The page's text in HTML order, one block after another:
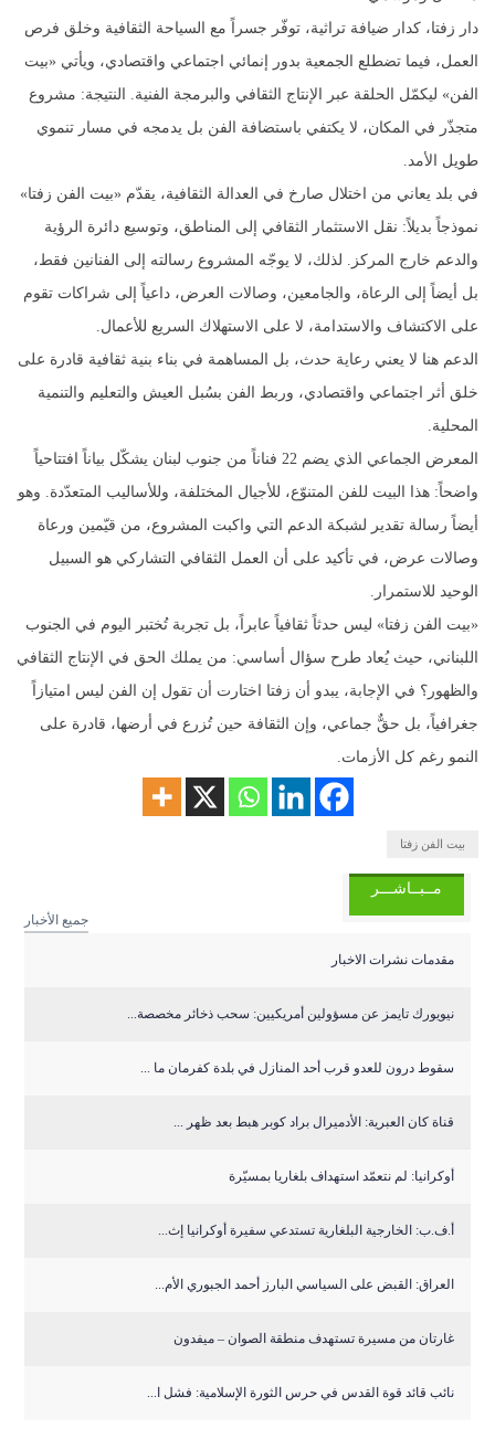
دار زفتا، كدار ضيافة تراثية، توفّر جسراً مع السياحة الثقافية وخلق فرص
العمل، فيما تضطلع الجمعية بدور إنمائي اجتماعي واقتصادي، ويأتي «بيت
الفن» ليكمّل الحلقة عبر الإنتاج الثقافي والبرمجة الفنية. النتيجة: مشروع
متجذّر في المكان، لا يكتفي باستضافة الفن بل يدمجه في مسار تنموي
طويل الأمد.
في بلد يعاني من اختلال صارخ في العدالة الثقافية، يقدّم «بيت الفن زفتا»
نموذجاً بديلاً: نقل الاستثمار الثقافي إلى المناطق، وتوسيع دائرة الرؤية
والدعم خارج المركز. لذلك، لا يوجّه المشروع رسالته إلى الفنانين فقط،
بل أيضاً إلى الرعاة، والجامعين، وصالات العرض، داعياً إلى شراكات تقوم
على الاكتشاف والاستدامة، لا على الاستهلاك السريع للأعمال.
الدعم هنا لا يعني رعاية حدث، بل المساهمة في بناء بنية ثقافية قادرة على
خلق أثر اجتماعي واقتصادي، وربط الفن بسُبل العيش والتعليم والتنمية
المحلية.
المعرض الجماعي الذي يضم 22 فناناً من جنوب لبنان يشكّل بياناً افتتاحياً
واضحاً: هذا البيت للفن المتنوّع، للأجيال المختلفة، وللأساليب المتعدّدة. وهو
أيضاً رسالة تقدير لشبكة الدعم التي واكبت المشروع، من قيّمين ورعاة
وصالات عرض، في تأكيد على أن العمل الثقافي التشاركي هو السبيل
الوحيد للاستمرار.
«بيت الفن زفتا» ليس حدثاً ثقافياً عابراً، بل تجربة تُختبر اليوم في الجنوب
اللبناني، حيث يُعاد طرح سؤال أساسي: من يملك الحق في الإنتاج الثقافي
والظهور؟ في الإجابة، يبدو أن زفتا اختارت أن تقول إن الفن ليس امتيازاً
جغرافياً، بل حقٌّ جماعي، وإن الثقافة حين تُزرع في أرضها، قادرة على
النمو رغم كل الأزمات.
بيت الفن زفتا
مــبــاشـــر
جميع الأخبار
مقدمات نشرات الاخبار
نيويورك تايمز عن مسؤولين أمريكيين: سحب ذخائر مخصصة...
سقوط درون للعدو قرب أحد المنازل في بلدة كفرمان ما ...
قناة كان العبرية: الأدميرال براد كوبر هبط بعد ظهر ...
أوكرانيا: لم نتعمّد استهداف بلغاريا بمسيّرة
أ.ف.ب: الخارجية البلغارية تستدعي سفيرة أوكرانيا إث...
العراق: القبض على السياسي البارز أحمد الجبوري الأم...
غارتان من مسيرة تستهدف منطقة الصوان – ميفدون
نائب قائد قوة القدس في حرس الثورة الإسلامية: فشل ا...